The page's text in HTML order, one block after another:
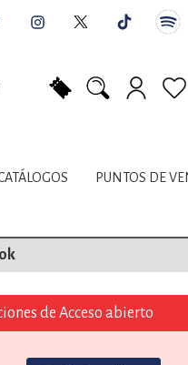
PUNTOS DE
de Acceso abierto